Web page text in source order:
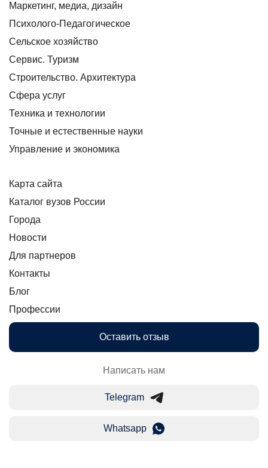
Маркетинг, медиа, дизайн
Психолого-Педагогическое
Сельское хозяйство
Сервис. Туризм
Строительство. Архитектура
Сфера услуг
Техника и технологии
Точные и естественные науки
Управление и экономика
Карта сайта
Каталог вузов России
Города
Новости
Для партнеров
Контакты
Блог
Профессии
Оставить отзыв
Написать нам
Telegram
Whatsapp